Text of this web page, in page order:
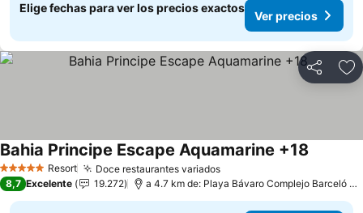
Elige fechas para ver los precios exactos
Ver precios
Compartir
5 Estrellas Resort Doce restaurantes variados
Bahia Principe Escape Aquamarine +18
8,7 Excelente 19.272 a 4.7 km de: Playa Bávaro Complejo Barceló Bávaro